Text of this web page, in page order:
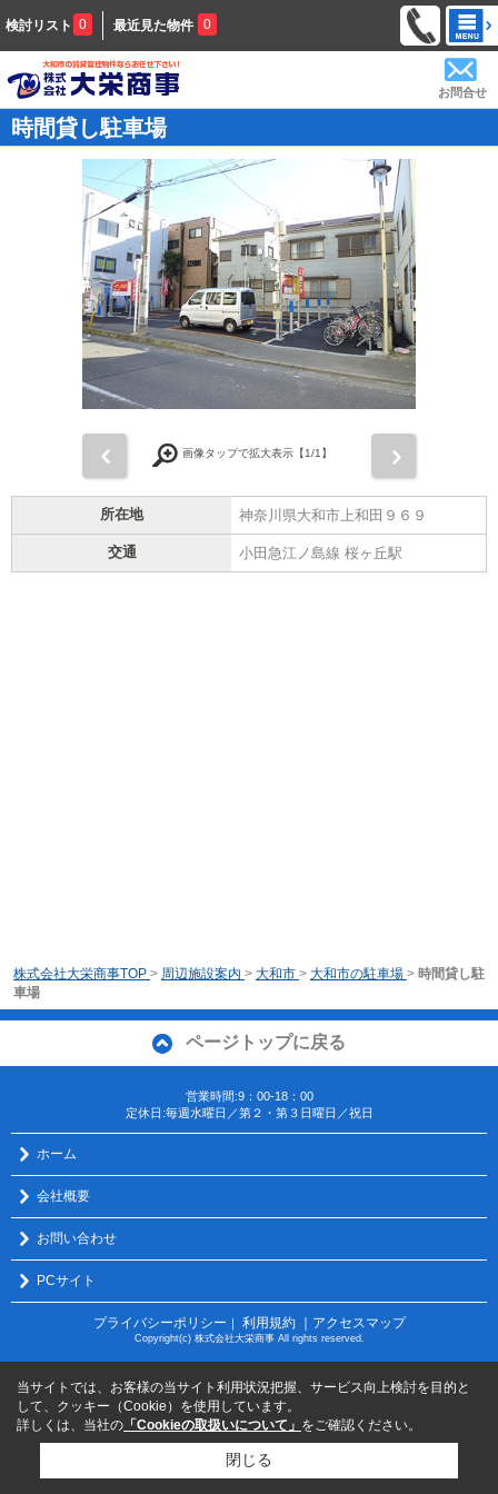
検討リスト 0 最近見た物件 0
お問合せ
時間貸し駐車場
画像タップで拡大表示【1/1】
所在地 神奈川県大和市上和田９６９
交通 小田急江ノ島線 桜ヶ丘駅
株式会社大栄商事TOP > 周辺施設案内 > 大和市 > 大和市の駐車場 > 時間貸し駐
車場
ページトップに戻る
営業時間:9：00-18：00
定休日:毎週水曜日／第２・第３日曜日／祝日
ホーム
会社概要
お問い合わせ
PCサイト
プライバシーポリシー ｜ 利用規約 ｜アクセスマップ
Copyright(c) 株式会社大栄商事 All rights reserved.
当サイトでは、お客様の当サイト利用状況把握、サービス向上検討を目的と
して、クッキー（Cookie）を使用しています。
詳しくは、当社の 「Cookieの取扱いについて」 をご確認ください。
閉じる